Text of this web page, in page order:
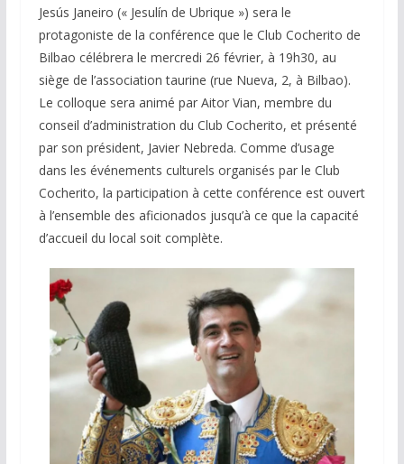
Jesús Janeiro (« Jesulín de Ubrique ») sera le
protagoniste de la conférence que le Club Cocherito de
Bilbao célébrera le mercredi 26 février, à 19h30, au
siège de l’association taurine (rue Nueva, 2, à Bilbao).
Le colloque sera animé par Aitor Vian, membre du
conseil d’administration du Club Cocherito, et présenté
par son président, Javier Nebreda. Comme d’usage
dans les événements culturels organisés par le Club
Cocherito, la participation à cette conférence est ouvert
à l’ensemble des aficionados jusqu’à ce que la capacité
d’accueil du local soit complète.